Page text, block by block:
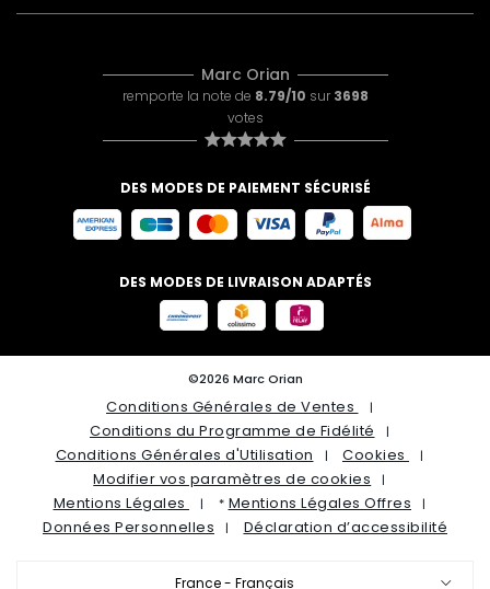
Marc Orian
remporte la note de 8.79/10 sur 3698
votes
DES MODES DE PAIEMENT SÉCURISÉ
DES MODES DE LIVRAISON ADAPTÉS
©2026 Marc Orian
Conditions Générales de Ventes
Conditions du Programme de Fidélité
Conditions Générales d'Utilisation
Cookies
Modifier vos paramètres de cookies
Mentions Légales
* Mentions Légales Offres
Données Personnelles
Déclaration d’accessibilité
France - Français